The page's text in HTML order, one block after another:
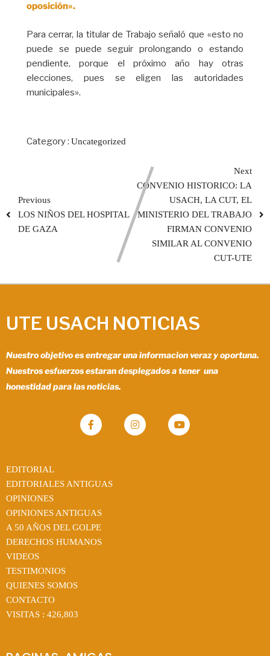
oposición».
Para cerrar, la titular de Trabajo señaló que «esto no
puede se puede seguir prolongando o estando
pendiente, porque el próximo año hay otras
elecciones, pues se eligen las autoridades
municipales».
Category : Uncategorized
Previous
LOS NIÑOS DEL HOSPITAL
DE GAZA
Next
CONVENIO HISTORICO: LA
USACH, LA CUT, EL
MINISTERIO DEL TRABAJO
FIRMAN CONVENIO
SIMILAR AL CONVENIO
CUT-UTE
UTE USACH NOTICIAS
Nuestro objetivo es entregar una informacion veraz y oportuna.
Nuestros esfuerzos estaran desplegados a tener una
honestidad para las noticias.
EDITORIAL
EDITORIALES ANTIGUAS
OPINIONES
OPINIONES ANTIGUAS
A 50 AÑOS DEL GOLPE
DERECHOS HUMANOS
VIDEOS
TESTIMONIOS
QUIENES SOMOS
CONTACTO
VISITAS : 426,803